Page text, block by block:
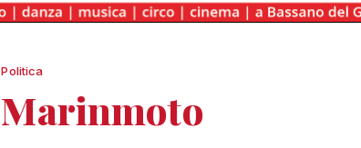
Politica
Marinmoto